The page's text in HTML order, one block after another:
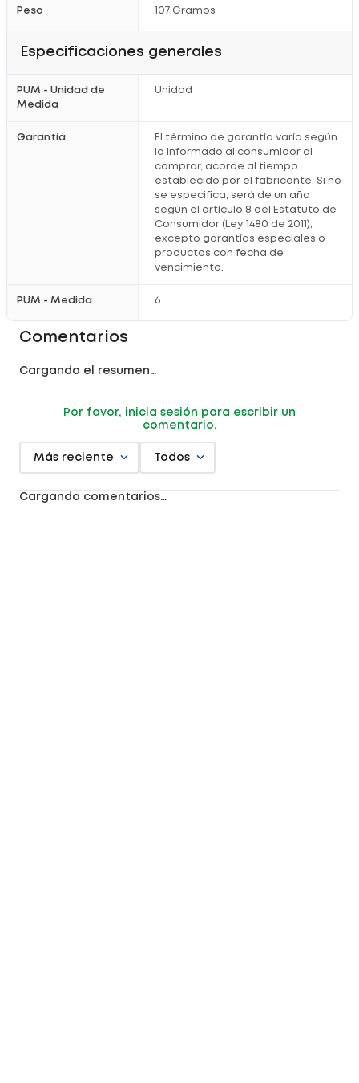
Peso 107 Gramos
Especificaciones generales
PUM - Unidad de
Medida
Unidad
Garantía
El término de garantía varía según
lo informado al consumidor al
comprar, acorde al tiempo
establecido por el fabricante. Si no
se especifica, será de un año
según el artículo 8 del Estatuto de
Consumidor (Ley 1480 de 2011),
excepto garantías especiales o
productos con fecha de
vencimiento.
PUM - Medida 6
Comentarios
Cargando el resumen…
Por favor, inicia sesión para escribir un
comentario.
Más reciente Todos
Cargando comentarios…